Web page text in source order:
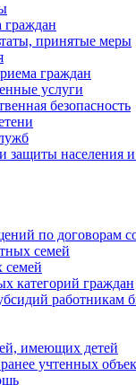
граждан
принятые меры
граждан
услуги
безопасность
защиты населения
по договорам
семей
семей
категорий граждан
работникам
имеющих детей
учтенных